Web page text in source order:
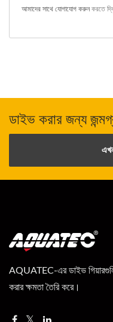
আমাদের সাথে যোগাযোগ করুনকরতে
ডাইভ করার জন্য
AQUATEC-এর ডাইভ গিয়ারগুলি
করার ক্ষমতা তৈরি করে।